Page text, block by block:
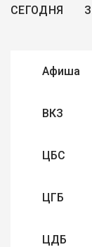
СЕГОДНЯ
Афиша
ВКЗ
ЦБС
ЦГБ
ЦДБ